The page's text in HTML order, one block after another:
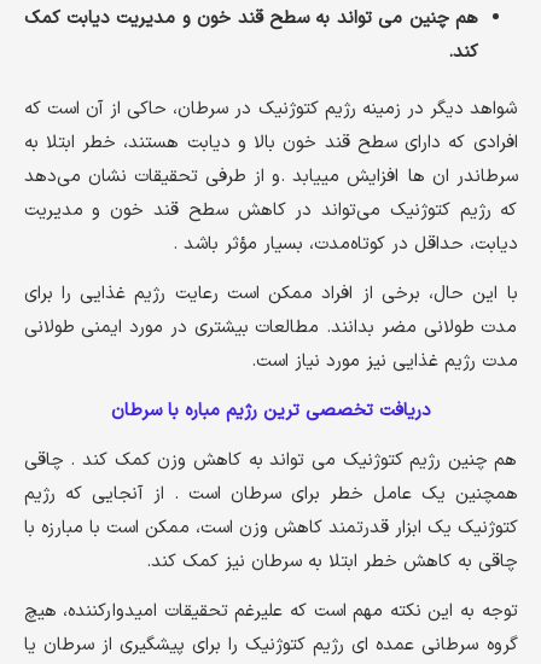
هم چنین می تواند به سطح قند خون و مدیریت دیابت کمک
کند.
شواهد دیگر در زمینه رژیم کتوژنیک در سرطان، حاکی از آن است که
افرادی که دارای سطح قند خون بالا و دیابت هستند، خطر ابتلا به
سرطاندر ان ها افزایش مییابد .و از طرفی تحقیقات نشان می‌دهد
که رژیم کتوژنیک می‌تواند در کاهش سطح قند خون و مدیریت
دیابت، حداقل در کوتاه‌مدت، بسیار مؤثر باشد .
با این حال، برخی از افراد ممکن است رعایت رژیم غذایی را برای
مدت طولانی مضر بدانند. مطالعات بیشتری در مورد ایمنی طولانی
مدت رژیم غذایی نیز مورد نیاز است.
دریافت تخصصی ترین رژیم مباره با سرطان
هم چنین رژیم کتوژنیک می تواند به کاهش وزن کمک کند . چاقی
همچنین یک عامل خطر برای سرطان است . از آنجایی که رژیم
کتوژنیک یک ابزار قدرتمند کاهش وزن است، ممکن است با مبارزه با
چاقی به کاهش خطر ابتلا به سرطان نیز کمک کند.
توجه به این نکته مهم است که علیرغم تحقیقات امیدوارکننده، هیچ
گروه سرطانی عمده ای رژیم کتوژنیک را برای پیشگیری از سرطان یا